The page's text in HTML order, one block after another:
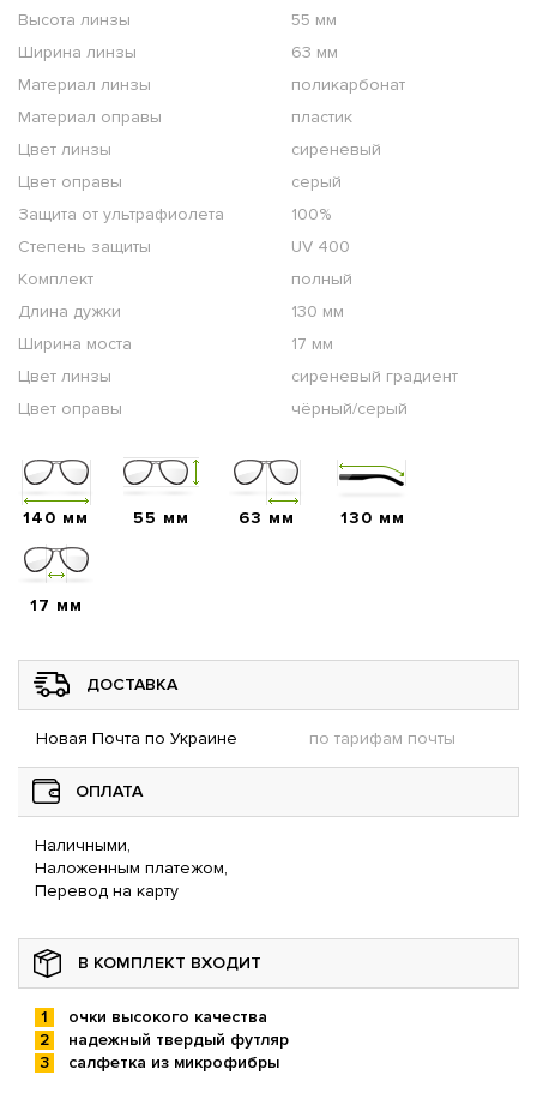
Высота линзы
55 мм
Ширина линзы
63 мм
Материал линзы
поликарбонат
Материал оправы
пластик
Цвет линзы
сиреневый
Цвет оправы
серый
Защита от ультрафиолета
100%
Степень защиты
UV 400
Комплект
полный
Длина дужки
130 мм
Ширина моста
17 мм
Цвет линзы
сиреневый градиент
Цвет оправы
чёрный/серый
140 мм 55 мм 63 мм 130 мм
17 мм
ДОСТАВКА
Новая Почта по Украине по тарифам почты
ОПЛАТА
Наличными,
Наложенным платежом,
Перевод на карту
В КОМПЛЕКТ ВХОДИТ
очки высокого качества
надежный твердый футляр
салфетка из микрофибры